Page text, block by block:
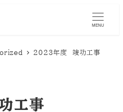
MENU
2023年度 竣功工事
工事